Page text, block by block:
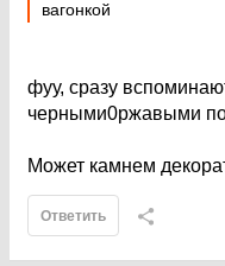
вагонкой
фуу, сразу
черными0ржавыми
Может камнем
Ответить